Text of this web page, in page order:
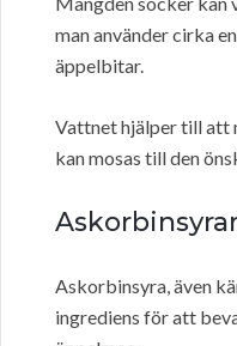
man använder cirka
äppelbitar.
Vattnet hjälper till att
kan mosas till den
Askorbinsyra, även
ingrediens för att